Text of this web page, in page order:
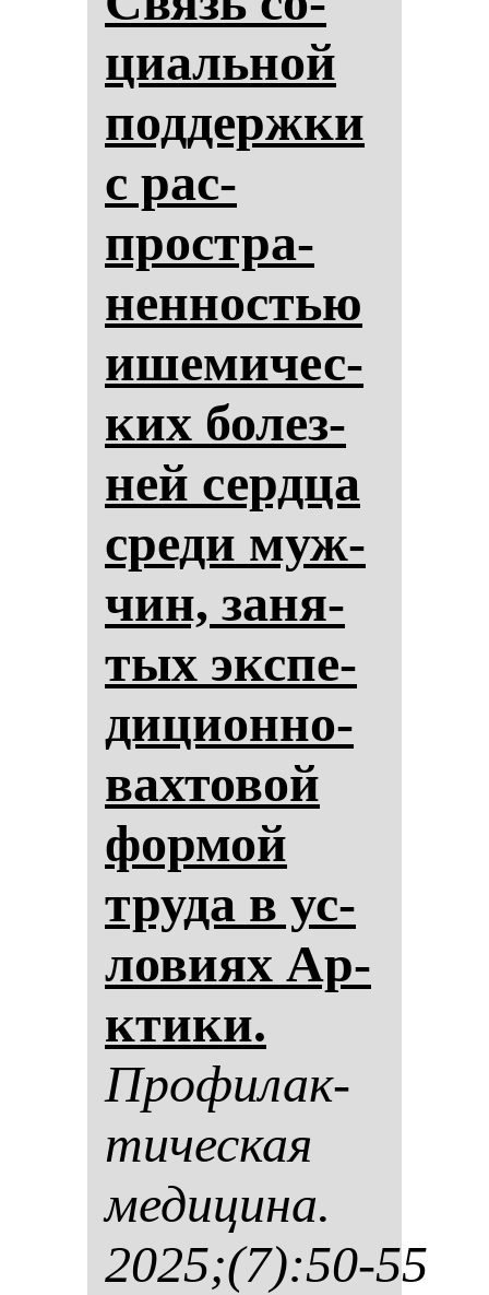
ци­аль­ной
под­дер­жки
с рас­
простра­
нен­нос­тью
ише­ми­чес­
ких бо­лез­
ней сер­дца
сре­ди муж­
чин, за­ня­
тых эк­спе­
ди­ци­он­но-
вах­то­вой
фор­мой
тру­да в ус­
ло­ви­ях Ар­
кти­ки.
Про­фи­лак­
ти­чес­кая
ме­ди­ци­на.
2025;(7):50-55